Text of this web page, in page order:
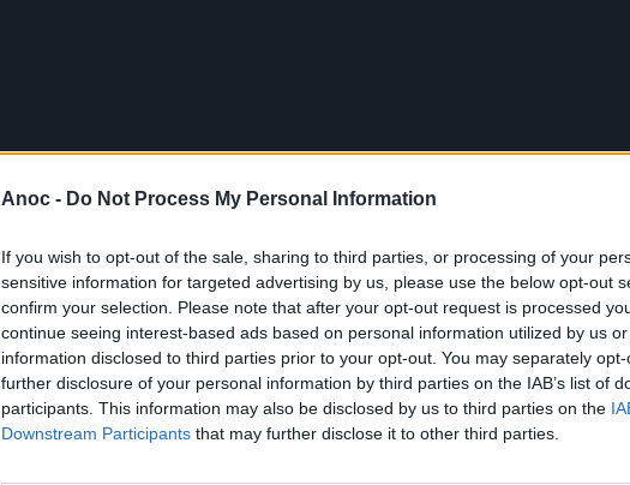
Anoc - Do Not Process My Personal Information
If you wish to opt-out of the sale, sharing to third parties, or processing of your
sensitive information for targeted advertising by us, please use the below opt-out
confirm your selection. Please note that after your opt-out request is processed
continue seeing interest-based ads based on personal information utilized by us
information disclosed to third parties prior to your opt-out. You may separately
further disclosure of your personal information by third parties on the IAB’s list of
participants. This information may also be disclosed by us to third parties on the
Downstream Participants that may further disclose it to other third parties.